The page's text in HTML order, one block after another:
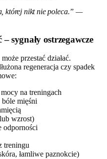
której nikt nie poleca.” —
sygnały ostrzegawcze
przestać działać.
regeneracja czy spadek
na treningach
bóle mięśni
wzrost)
odporności
treningu
łamliwe paznokcie)